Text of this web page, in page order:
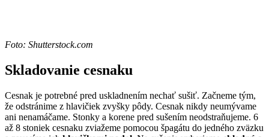
Foto: Shutterstock.com
Skladovanie cesnaku
Cesnak je potrebné pred uskladnením nechať sušiť. Začneme tým,
že odstránime z hlavičiek zvyšky pôdy. Cesnak nikdy neumývame
ani nenamáčame. Stonky a korene pred sušením neodstraňujeme. 6
až 8 stoniek cesnaku zviažeme pomocou špagátu do jedného zväzku